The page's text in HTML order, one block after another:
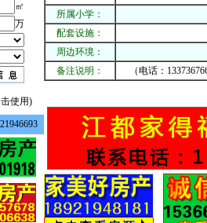
㎡
万
使用)
所属小学：
配套设施：
周边环境：
备注说明：
（电话：